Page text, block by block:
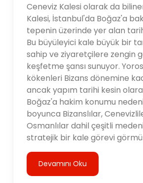
Ceneviz Kalesi olarak da
Kalesi, İstanbul'da Boğaz'a
tepenin üzerinde yer alan
Bu büyüleyici kale büyük bir
sahip ve ziyaretçilere zengin
keşfetme şansı sunuyor.
kökenleri Bizans dönemine
ancak yapım tarihi kesin
Boğaz'a hakim konumu
boyunca Bizanslılar,
Osmanlılar dahil çeşitli
stratejik bir kale görevi
Devamını Oku